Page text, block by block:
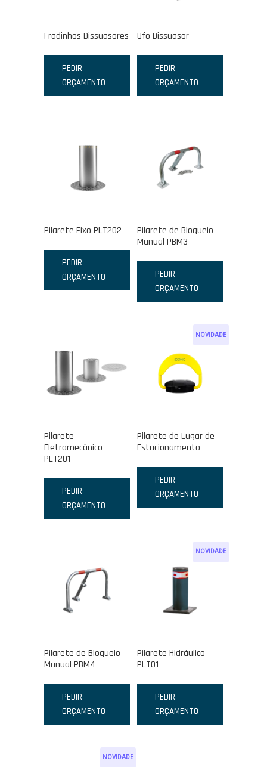
Fradinhos Dissuasores
PEDIR
ORÇAMENTO
Ufo Dissuasor
PEDIR
ORÇAMENTO
Pilarete Fixo PLT202
PEDIR
ORÇAMENTO
Pilarete de Bloqueio
Manual PBM3
PEDIR
ORÇAMENTO
Pilarete
Eletromecânico
PLT201
PEDIR
ORÇAMENTO
NOVIDADE
Pilarete de Lugar de
Estacionamento
PEDIR
ORÇAMENTO
Pilarete de Bloqueio
Manual PBM4
PEDIR
ORÇAMENTO
NOVIDADE
Pilarete Hidráulico
PLT01
PEDIR
ORÇAMENTO
NOVIDADE